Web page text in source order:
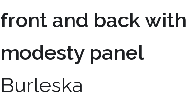
front and back with
modesty panel
Burleska